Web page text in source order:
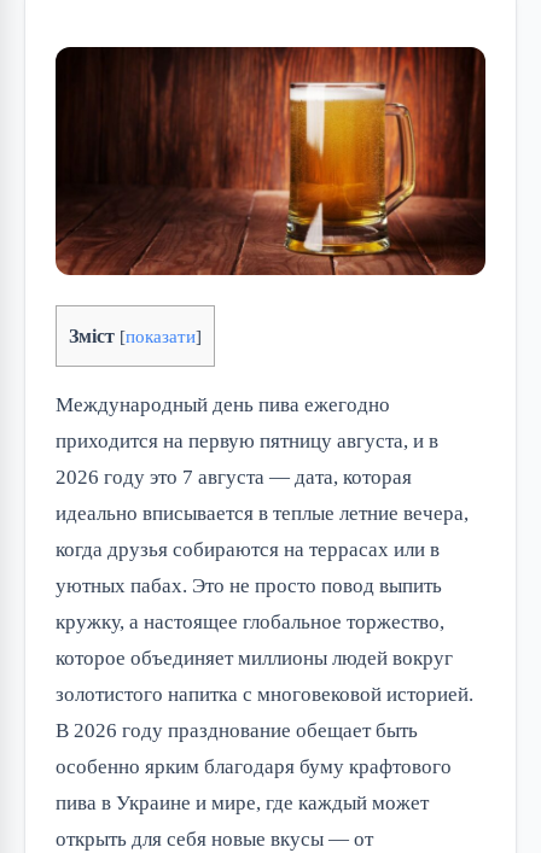
Зміст [показати]
Международный день пива ежегодно
приходится на первую пятницу августа, и в
2026 году это 7 августа — дата, которая
идеально вписывается в теплые летние вечера,
когда друзья собираются на террасах или в
уютных пабах. Это не просто повод выпить
кружку, а настоящее глобальное торжество,
которое объединяет миллионы людей вокруг
золотистого напитка с многовековой историей.
В 2026 году празднование обещает быть
особенно ярким благодаря буму крафтового
пива в Украине и мире, где каждый может
открыть для себя новые вкусы — от